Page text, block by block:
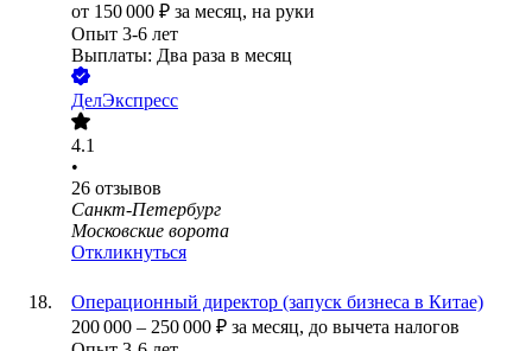
от 150 000 ₽ за месяц, на руки
Опыт 3-6 лет
Выплаты: Два раза в месяц
ДелЭкспресс
4.1
•
26 отзывов
Санкт-Петербург
Московские ворота
Откликнуться
Операционный директор (запуск бизнеса в Китае)
200 000 – 250 000 ₽ за месяц, до вычета налогов